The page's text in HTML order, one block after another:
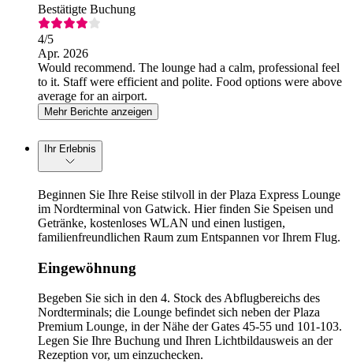
Bestätigte Buchung
4/5
Apr. 2026
Would recommend. The lounge had a calm, professional feel
to it. Staff were efficient and polite. Food options were above
average for an airport.
Mehr Berichte anzeigen
Ihr Erlebnis
Beginnen Sie Ihre Reise stilvoll in der Plaza Express Lounge
im Nordterminal von Gatwick. Hier finden Sie Speisen und
Getränke, kostenloses WLAN und einen lustigen,
familienfreundlichen Raum zum Entspannen vor Ihrem Flug.
Eingewöhnung
Begeben Sie sich in den 4. Stock des Abflugbereichs des
Nordterminals; die Lounge befindet sich neben der Plaza
Premium Lounge, in der Nähe der Gates 45-55 und 101-103.
Legen Sie Ihre Buchung und Ihren Lichtbildausweis an der
Rezeption vor, um einzuchecken.